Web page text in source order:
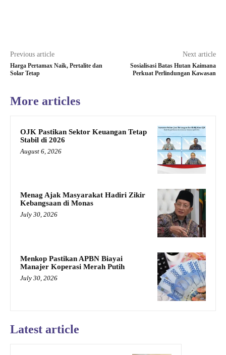
Previous article
Harga Pertamax Naik, Pertalite dan
Solar Tetap
Next article
Sosialisasi Batas Hutan Kaimana
Perkuat Perlindungan Kawasan
More articles
OJK Pastikan Sektor Keuangan Tetap
Stabil di 2026
August 6, 2026
Menag Ajak Masyarakat Hadiri Zikir
Kebangsaan di Monas
July 30, 2026
Menkop Pastikan APBN Biayai
Manajer Koperasi Merah Putih
July 30, 2026
Latest article